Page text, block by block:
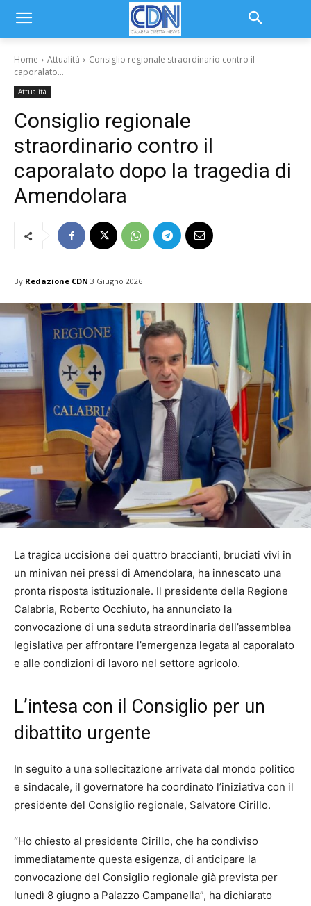
Home Attualità
Consiglio regionale straordinario contro il
caporalato...
Attualità
Consiglio regionale
straordinario contro il
caporalato dopo la tragedia di
Amendolara
By Redazione CDN 3 Giugno 2026
La tragica uccisione dei quattro braccianti, bruciati vivi in
un minivan nei pressi di Amendolara, ha innescato una
pronta risposta istituzionale. Il presidente della Regione
Calabria, Roberto Occhiuto, ha annunciato la
convocazione di una seduta straordinaria dell’assemblea
legislativa per affrontare l’emergenza legata al caporalato
e alle condizioni di lavoro nel settore agricolo.
L’intesa con il Consiglio per un
dibattito urgente
In seguito a una sollecitazione arrivata dal mondo politico
e sindacale, il governatore ha coordinato l’iniziativa con il
presidente del Consiglio regionale, Salvatore Cirillo.
“Ho chiesto al presidente Cirillo, che ha condiviso
immediatamente questa esigenza, di anticipare la
convocazione del Consiglio regionale già prevista per
lunedì 8 giugno a Palazzo Campanella”, ha dichiarato